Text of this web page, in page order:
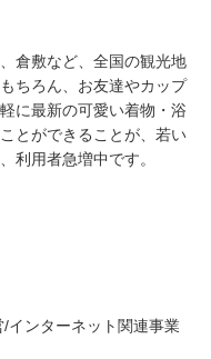
倉敷など、全国の観光地
ちろん、お友達やカップ
に最新の可愛い着物・浴
とができることが、若い
利用者急増中です。
インターネット関連事業